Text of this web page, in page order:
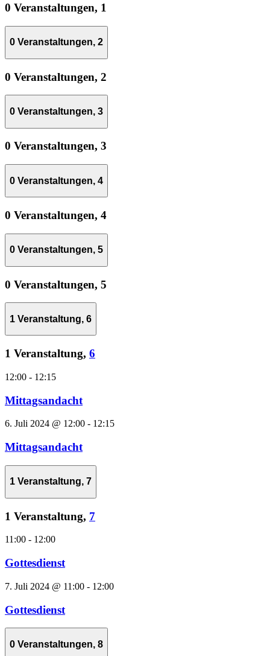
0 Veranstaltungen, 1
0 Veranstaltungen, 2
0 Veranstaltungen, 2
0 Veranstaltungen, 3
0 Veranstaltungen, 3
0 Veranstaltungen, 4
0 Veranstaltungen, 4
0 Veranstaltungen, 5
0 Veranstaltungen, 5
1 Veranstaltung, 6
1 Veranstaltung, 6
12:00 - 12:15
Mittagsandacht
6. Juli 2024 @ 12:00 - 12:15
Mittagsandacht
1 Veranstaltung, 7
1 Veranstaltung, 7
11:00 - 12:00
Gottesdienst
7. Juli 2024 @ 11:00 - 12:00
Gottesdienst
0 Veranstaltungen, 8